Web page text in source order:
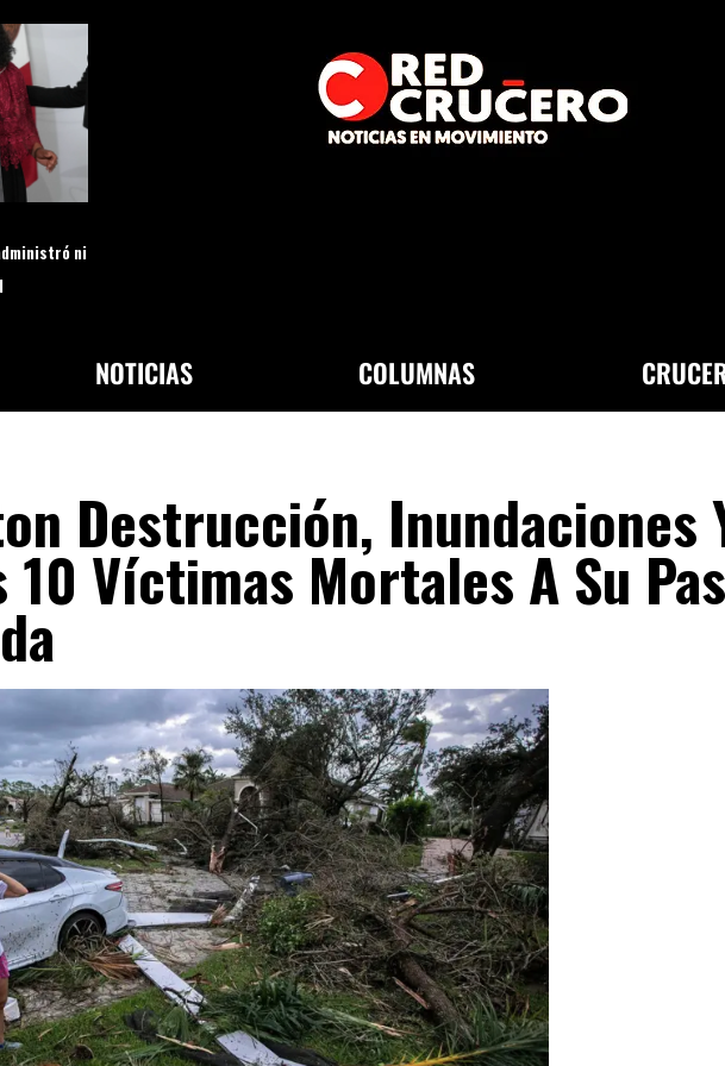
ni
NOTICIAS COLUMNAS
Destrucción, Inundaciones
10 Víctimas Mortales A Su